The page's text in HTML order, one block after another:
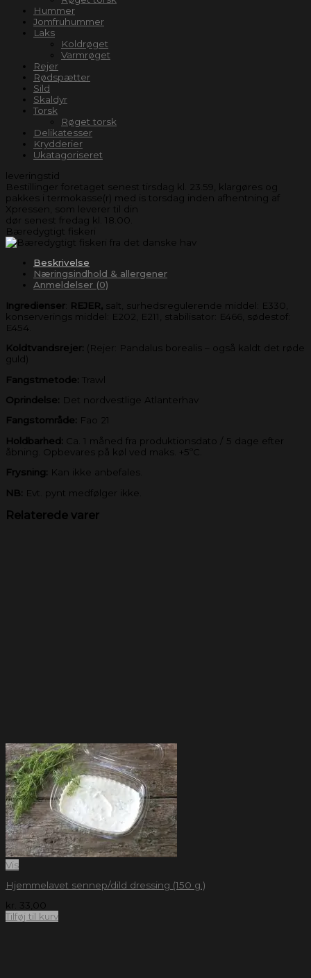
Hummer
Jomfruhummer
Laks
Koldrøget
Varmrøget
Rejer
Rødspætter
Sild
Skaldyr
Torsk
Røget torsk
Delikatesser
Krydderier
Ukatagoriseret
leveringstid
Bestillinger foretaget senest tirsdag kl. 23.59, klargøres og
pakkes i termokasse(r) med is torsdag inden afhentning af
Xpressen, som leverer til din
dør senest fredag kl. 18.00.
Bæredygtigt fiskeri
Beskrivelse
Næringsindhold & allergener
Anmeldelser (0)
Ingredienser REJER, salt, surhedsregulerende middel: E330,
konserverings middel: E202, E211, stabilisator: E466, sødestof:
E454.
Koldtvandsrejer: (Rejer: Pandalus borealis – også kaldt det røde
guld)
Fangstmetode: Trawl
Oprindelse: Det nordvestlige Atlanterhav
Fangstområde: Fao 21
Holdbarhed: Ca. 1 måned fra produktionsdato / 5 dage efter
åbning. Opbevares på køl ved maks. +5ºC.
Frysning: Kan ikke anbefales.
NB: Evt. pynt medfølger ikke.
Relaterede varer
Vis
Hjemmelavet sennep/dild dressing (150 g.)
kr.
33,00
Tilføj til kurv